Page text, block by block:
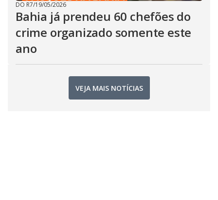
DO R7/19/05/2026
Bahia já prendeu 60 chefões do
crime organizado somente este
ano
VEJA MAIS NOTÍCIAS